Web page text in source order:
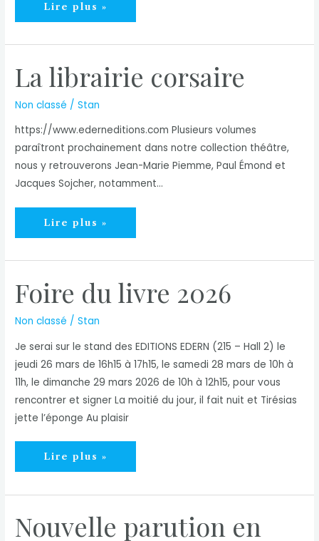
Lire plus »
La librairie corsaire
Non classé /Stan
https://www.ederneditions.com Plusieurs volumes
paraîtront prochainement dans notre collection théâtre,
nous y retrouverons Jean-Marie Piemme, Paul Émond et
Jacques Sojcher, notamment…
Lire plus »
Foire du livre 2026
Non classé /Stan
Je serai sur le stand des EDITIONS EDERN (215 – Hall 2) le
jeudi 26 mars de 16h15 à 17h15, le samedi 28 mars de 10h à
11h, le dimanche 29 mars 2026 de 10h à 12h15, pour vous
rencontrer et signer La moitié du jour, il fait nuit et Tirésias
jette l’éponge Au plaisir
Lire plus »
Nouvelle parution en